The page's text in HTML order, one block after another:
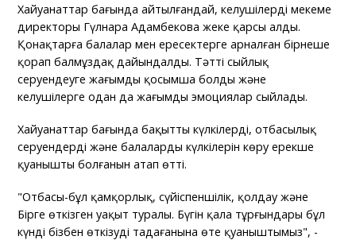
Хайуанаттар бағында айтылғандай, келушілерді мекеме
директоры Гүлнара Адамбекова жеке қарсы алды.
Қонақтарға балалар мен ересектерге арналған бірнеше
қорап балмұздақ дайындалды. Тәтті сыйлық
серуендеуге жағымды қосымша болды және
келушілерге одан да жағымды эмоциялар сыйлады.
Хайуанаттар бағында бақытты күлкілерді, отбасылық
серуендерді және балалардың күлкілерін көру ерекше
қуанышты болғанын атап өтті.
"Отбасы-бұл қамқорлық, сүйіспеншілік, қолдау және
Бірге өткізген уақыт туралы. Бүгін қала тұрғындары бұл
күнді бізбен өткізуді таңдағанына өте қуаныштымыз", -